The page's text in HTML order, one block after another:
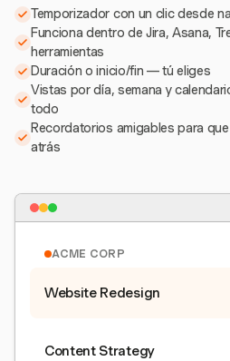
Temporizador con un clic desde
Funciona dentro de Jira, Asana,
herramientas
Duración o inicio/fin — tú eliges
Vistas por día, semana y
todo
Recordatorios amigables para
atrás
ACME CORP
Website Redesign
Content Strategy